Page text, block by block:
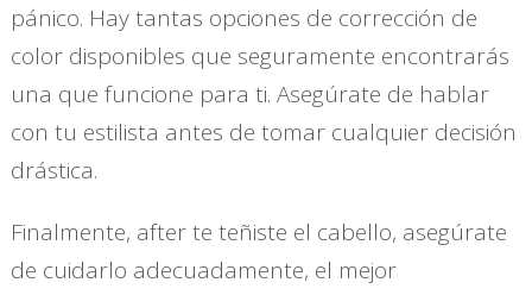
pánico. Hay tantas opciones de corrección de
color disponibles que seguramente encontrarás
una que funcione para ti. Asegúrate de hablar
con tu estilista antes de tomar cualquier decisión
drástica.
Finalmente, after te teñiste el cabello, asegúrate
de cuidarlo adecuadamente, el mejor